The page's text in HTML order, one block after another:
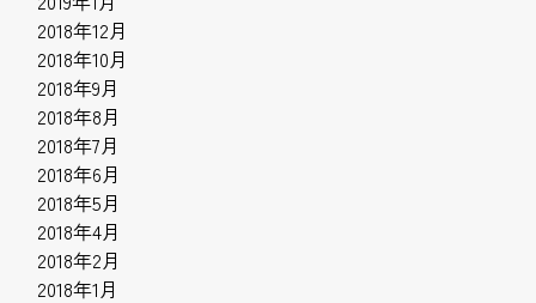
2018年12月
2018年10月
2018年9月
2018年8月
2018年7月
2018年6月
2018年5月
2018年4月
2018年2月
2018年1月